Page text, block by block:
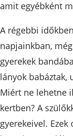
amit egyébként
A régebbi
napjainkban,
gyerekek
lányok babáztak,
Miért ne lehetne
kertben? A
gyerekeivel.